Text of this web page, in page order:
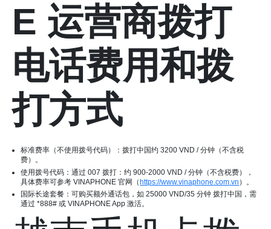
E 运营商拨打
电话费用和拨
打方式
标准费率（不使用拨号代码）：拨打中国约 3200 VND / 分钟（不含税
费）。
使用拨号代码：通过 007 拨打：约 900-2000 VND / 分钟（不含税费），
具体费率可参考 VINAPHONE 官网（https://www.vinaphone .com .vn ）。
国际长途套餐：可购买额外通话包，如 25000 VND/35 分钟 拨打中国，需
通过 *888# 或 VINAPHONE App 激活。